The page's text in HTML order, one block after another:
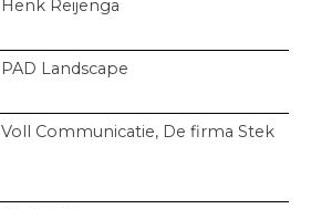
Henk Reijenga
PAD Landscape
Voll Communicatie, De firma Stek